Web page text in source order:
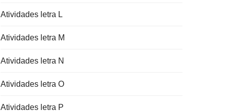
Atividades letra L
Atividades letra M
Atividades letra N
Atividades letra O
Atividades letra P